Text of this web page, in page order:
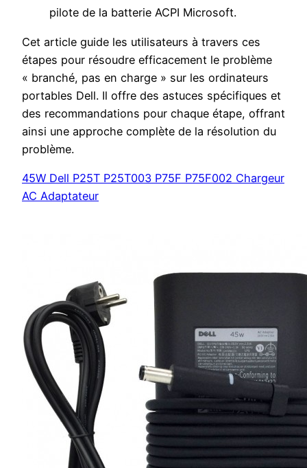
pilote de la batterie ACPI Microsoft.
Cet article guide les utilisateurs à travers ces
étapes pour résoudre efficacement le problème
« branché, pas en charge » sur les ordinateurs
portables Dell. Il offre des astuces spécifiques et
des recommandations pour chaque étape, offrant
ainsi une approche complète de la résolution du
problème.
45W Dell P25T P25T003 P75F P75F002 Chargeur
AC Adaptateur